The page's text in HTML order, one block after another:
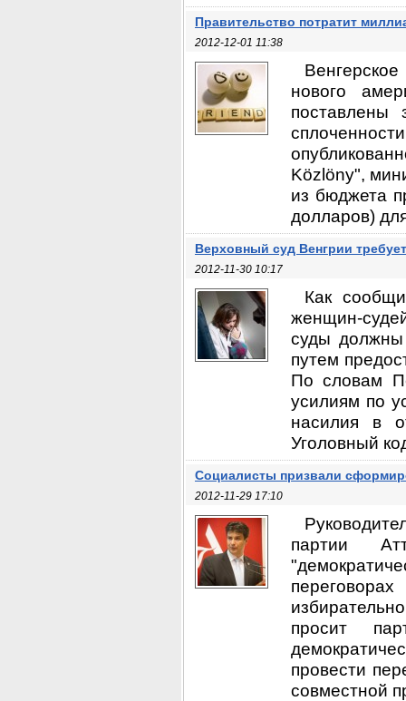
Правительство потратит
2012-12-01 11:38
нового
поставлены
Közlöny",
из бюджета
долларов)
Верховный суд Венгрии
2012-11-30 10:17
Как
женщин-
суды должны
путем
По словам
усилиям по
насилия в
Уголовный
Социалисты призвали
2012-11-29 17:10
партии
просит
провести
совместной